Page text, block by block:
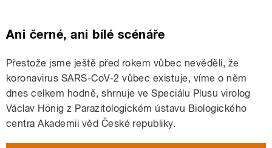
Ani černé, ani bílé scénáře
Přestože jsme ještě před rokem vůbec nevěděli, že
koronavirus SARS-CoV-2 vůbec existuje, víme o něm
dnes celkem hodně, shrnuje ve Speciálu Plusu virolog
Václav Hönig z Parazitologickém ústavu Biologického
centra Akademii věd České republiky.